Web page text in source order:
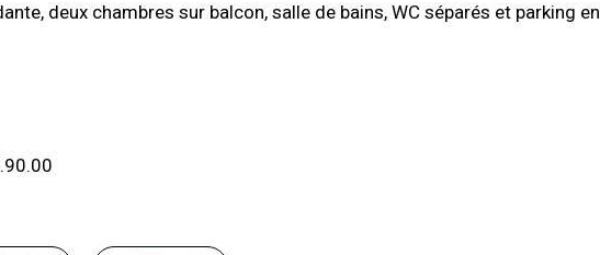
deux chambres sur balcon, salle de bains, WC séparés et parking en